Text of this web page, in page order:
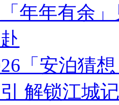
年年有余
「安泊猜
解锁江城